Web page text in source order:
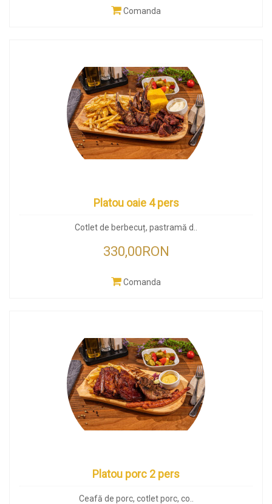
Comanda
Platou oaie 4 pers
Cotlet de berbecuț, pastramă d..
330,00RON
Comanda
Platou porc 2 pers
Ceafă de porc, cotlet porc, co..